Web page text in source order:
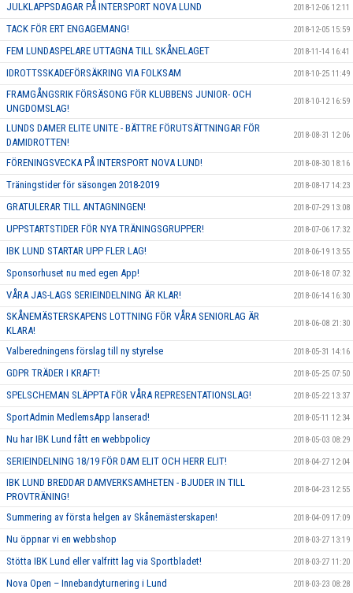
JULKLAPPSDAGAR PÅ INTERSPORT NOVA LUND 2018-12-06 12:11
TACK FÖR ERT ENGAGEMANG! 2018-12-05 15:59
FEM LUNDASPELARE UTTAGNA TILL SKÅNELAGET 2018-11-14 16:41
IDROTTSSKADEFÖRSÄKRING VIA FOLKSAM 2018-10-25 11:49
FRAMGÅNGSRIK FÖRSÄSONG FÖR KLUBBENS JUNIOR- OCH
UNGDOMSLAG!
2018-10-12 16:59
LUNDS DAMER ELITE UNITE - BÄTTRE FÖRUTSÄTTNINGAR FÖR
DAMIDROTTEN!
2018-08-31 12:06
FÖRENINGSVECKA PÅ INTERSPORT NOVA LUND! 2018-08-30 18:16
Träningstider för säsongen 2018-2019 2018-08-17 14:23
GRATULERAR TILL ANTAGNINGEN! 2018-07-29 13:08
UPPSTARTSTIDER FÖR NYA TRÄNINGSGRUPPER! 2018-07-06 17:32
IBK LUND STARTAR UPP FLER LAG! 2018-06-19 13:55
Sponsorhuset nu med egen App! 2018-06-18 07:32
VÅRA JAS-LAGS SERIEINDELNING ÄR KLAR! 2018-06-14 16:30
SKÅNEMÄSTERSKAPENS LOTTNING FÖR VÅRA SENIORLAG ÄR
KLARA!
2018-06-08 21:30
Valberedningens förslag till ny styrelse 2018-05-31 14:16
GDPR TRÄDER I KRAFT! 2018-05-25 07:50
SPELSCHEMAN SLÄPPTA FÖR VÅRA REPRESENTATIONSLAG! 2018-05-22 13:37
SportAdmin MedlemsApp lanserad! 2018-05-11 12:34
Nu har IBK Lund fått en webbpolicy 2018-05-03 08:29
SERIEINDELNING 18/19 FÖR DAM ELIT OCH HERR ELIT! 2018-04-27 12:04
IBK LUND BREDDAR DAMVERKSAMHETEN - BJUDER IN TILL
PROVTRÄNING!
2018-04-23 12:55
Summering av första helgen av Skånemästerskapen! 2018-04-09 17:09
Nu öppnar vi en webbshop 2018-03-27 13:19
Stötta IBK Lund eller valfritt lag via Sportbladet! 2018-03-27 11:20
Nova Open – Innebandyturnering i Lund 2018-03-23 08:28